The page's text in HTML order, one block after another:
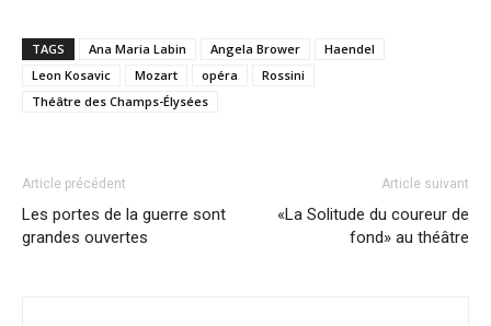
TAGS Ana Maria Labin Angela Brower
Haendel
Leon Kosavic
Mozart opéra
Rossini
Théâtre des Champs-Élysées
Article précédent
Les portes de la guerre sont
grandes ouvertes
Article suivant
«La Solitude du coureur de
fond» au théâtre